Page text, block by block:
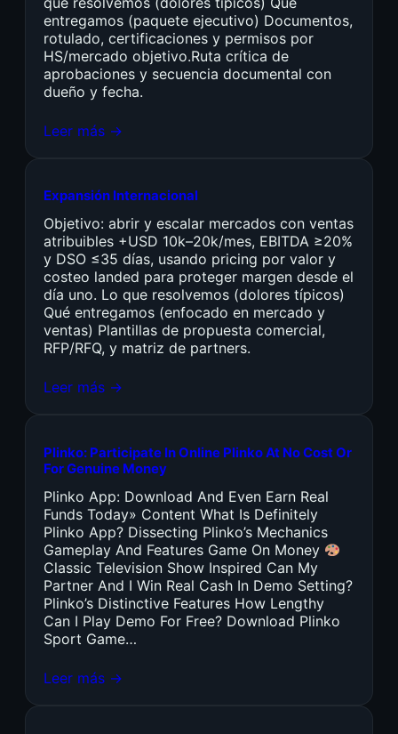
entregamos (paquete ejecutivo) Documentos,
rotulado, certificaciones y permisos por
HS/mercado objetivo.Ruta crítica de
aprobaciones y secuencia documental con
dueño y fecha.
Leer más →
Expansión Internacional
Objetivo: abrir y escalar mercados con ventas
atribuibles +USD 10k–20k/mes, EBITDA ≥20%
y DSO ≤35 días, usando pricing por valor y
costeo landed para proteger margen desde el
día uno. Lo que resolvemos (dolores típicos)
Qué entregamos (enfocado en mercado y
ventas) Plantillas de propuesta comercial,
RFP/RFQ, y matriz de partners.
Leer más →
Plinko: Participate In Online Plinko At No Cost Or
For Genuine Money
Plinko App: Download And Even Earn Real
Funds Today» Content What Is Definitely
Plinko App? Dissecting Plinko’s Mechanics
Gameplay And Features Game On Money
Classic Television Show Inspired Can My
Partner And I Win Real Cash In Demo Setting?
Plinko’s Distinctive Features How Lengthy
Can I Play Demo For Free? Download Plinko
Sport Game…
Leer más →